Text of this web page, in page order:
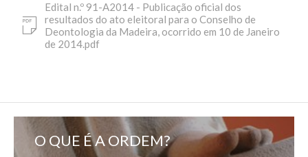
Edital n.º 91-A2014 - Publicação oficial dos
resultados do ato eleitoral para o Conselho de
Deontologia da Madeira, ocorrido em 10 de Janeiro
de 2014.pdf
O QUE É A ORDEM?